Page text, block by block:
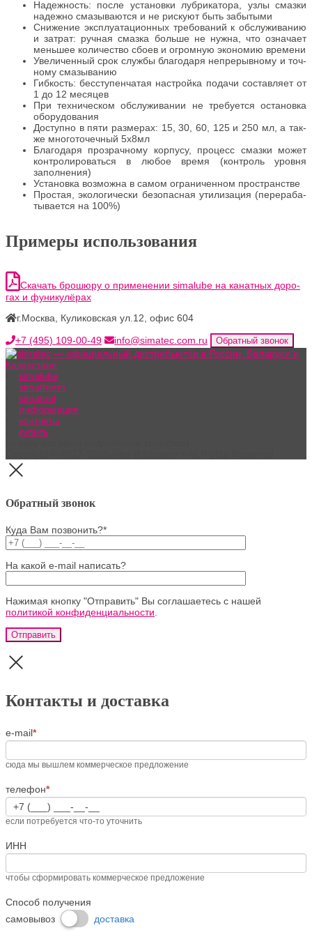
Надеж­ность: после уста­нов­ки луб­ри­ка­то­ра, узлы смаз­ки
надеж­но сма­зы­ва­ют­ся и не риску­ют быть забытыми
Сни­же­ние экс­плу­а­та­ци­он­ных тре­бо­ва­ний к обслу­жи­ва­нию
и затрат: руч­ная смаз­ка боль­ше не нуж­на, что озна­ча­ет
мень­шее коли­че­ство сбо­ев и огром­ную эко­но­мию времени
Уве­ли­чен­ный срок служ­бы бла­го­да­ря непре­рыв­но­му и точ­
но­му смазыванию
Гиб­кость: бес­сту­пен­ча­тая настрой­ка пода­чи состав­ля­ет от
1 до 12 месяцев
При тех­ни­че­ском обслу­жи­ва­нии не тре­бу­ет­ся оста­нов­ка
оборудования
Доступ­но в пяти раз­ме­рах: 15, 30, 60, 125 и 250 мл, а так­
же мно­го­то­чеч­ный 5х8мл
Бла­го­да­ря про­зрач­но­му кор­пу­су, про­цесс смаз­ки может
кон­тро­ли­ро­вать­ся в любое вре­мя (кон­троль уров­ня
заполнения)
Уста­нов­ка воз­мож­на в самом огра­ни­чен­ном пространстве
Про­стая, эко­ло­ги­че­ски без­опас­ная ути­ли­за­ция (пере­ра­ба­
ты­ва­ет­ся на 100%)
Примеры использования
Ска­чать бро­шю­ру о при­ме­не­нии simalube на канат­ных доро­
гах и фуникулёрах
г.Москва, Куликовская ул.12, офис 604
+7 (495) 109-00-49
info@simatec.com.ru Обратный звонок
simalube
simatherm
simatool
информация
контакты
купить
Обратный звонок
Куда Вам позвонить?*
На какой e-mail написать?
Нажимая кнопку "Отправить" Вы соглашаетесь с нашей
политикой конфиденциальности.
Контакты и доставка
e-mail*
сюда мы вышлем коммерческое предложение
телефон*
если потребуется что-то уточнить
ИНН
чтобы сформировать коммерческое предложение
Способ получения
самовывоз
доставка
человек,
поле